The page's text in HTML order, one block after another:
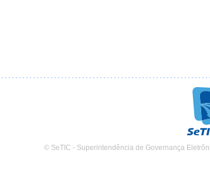
© SeTIC - Superintendência de Governança